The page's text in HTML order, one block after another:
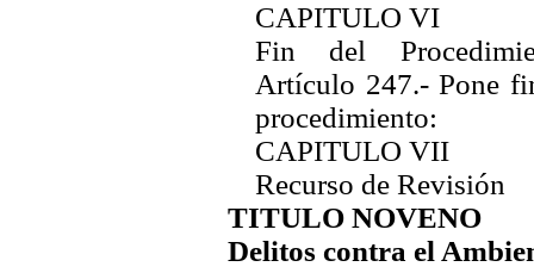
CAPITULO VI
Fin del
Artículo 247.- Pone
procedimiento:
CAPITULO VII
Recurso de Revisión
TITULO NOVENO
Delitos contra el